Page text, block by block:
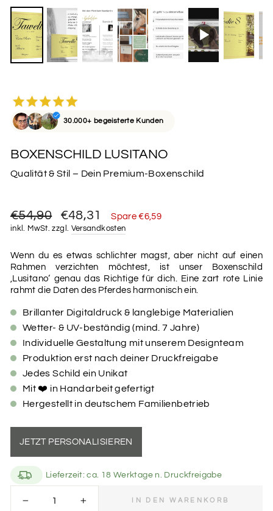
30.000+ begeisterte Kunden
BOXENSCHILD LUSITANO
Qualität & Stil – Dein Premium-Boxenschild
Normaler
Preis
€54,90 Sonderpreis
€48,31 Spare €6,59
inkl. MwSt. zzgl. Versandkosten
Wenn du es etwas schlichter magst, aber nicht auf einen
Rahmen verzichten möchtest, ist unser Boxenschild
‚Lusitano‘ genau das Richtige für dich. Eine zart rote Linie
rahmt die Daten des Pferdes harmonisch ein.
Brillanter Digitaldruck & langlebige Materialien
Wetter- & UV-beständig (mind. 7 Jahre)
Individuelle Gestaltung mit unserem Designteam
Produktion erst nach deiner Druckfreigabe
Jedes Schild ein Unikat
Mit ❤️ in Handarbeit gefertigt
Hergestellt in deutschem Familienbetrieb
JETZT PERSONALISIEREN
Lieferzeit: ca. 18 Werktage n. Druckfreigabe
IN DEN WARENKORB